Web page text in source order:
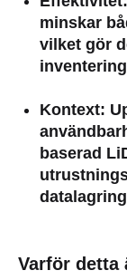
minskar
vilket gör
Kontext:
baserad
Varför detta